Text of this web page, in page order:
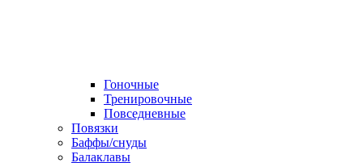
Гоночные
Тренировочные
Повседневные
Повязки
Баффы/снуды
Балаклавы